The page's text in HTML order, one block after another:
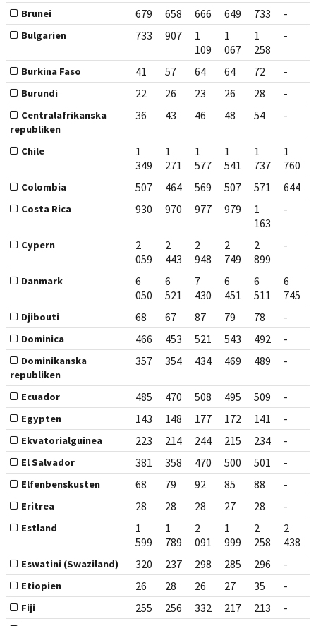
Brunei 679 658 666 649 733 -
Bulgarien 733 907
1
109
1
067
1
258
-
Burkina Faso 41 57 64 64 72 -
Burundi 22 26 23 26 28 -
Centralafrikanska
republiken
36 43 46 48 54 -
Chile
1
349
1
271
1
577
1
541
1
737
1
760
Colombia 507 464 569 507 571 644
Costa Rica 930 970 977 979
1
163
-
Cypern
2
059
2
443
2
948
2
749
2
899
-
Danmark
6
050
6
521
7
430
6
451
6
511
6
745
Djibouti 68 67 87 79 78 -
Dominica 466 453 521 543 492 -
Dominikanska
republiken
357 354 434 469 489 -
Ecuador 485 470 508 495 509 -
Egypten 143 148 177 172 141 -
Ekvatorialguinea 223 214 244 215 234 -
El Salvador 381 358 470 500 501 -
Elfenbenskusten 68 79 92 85 88 -
Eritrea 28 28 28 27 28 -
Estland
1
599
1
789
2
091
1
999
2
258
2
438
Eswatini (Swaziland) 320 237 298 285 296 -
Etiopien 26 28 26 27 35 -
Fiji 255 256 332 217 213 -